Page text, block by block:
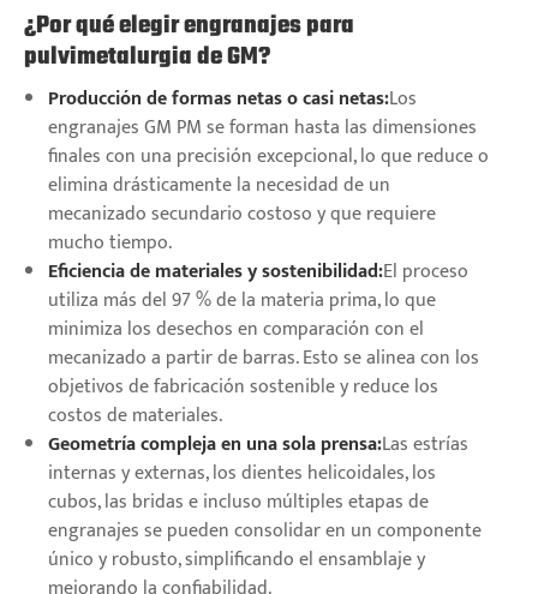
¿Por qué elegir engranajes para
pulvimetalurgia de GM?
Producción de formas netas o casi netas:Los
engranajes GM PM se forman hasta las dimensiones
finales con una precisión excepcional, lo que reduce o
elimina drásticamente la necesidad de un
mecanizado secundario costoso y que requiere
mucho tiempo.
Eficiencia de materiales y sostenibilidad:El proceso
utiliza más del 97 % de la materia prima, lo que
minimiza los desechos en comparación con el
mecanizado a partir de barras. Esto se alinea con los
objetivos de fabricación sostenible y reduce los
costos de materiales.
Geometría compleja en una sola prensa:Las estrías
internas y externas, los dientes helicoidales, los
cubos, las bridas e incluso múltiples etapas de
engranajes se pueden consolidar en un componente
único y robusto, simplificando el ensamblaje y